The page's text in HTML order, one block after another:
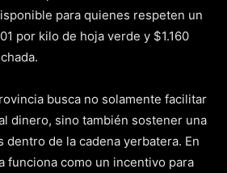
para quienes respeten un
por kilo de hoja verde y $1.160
busca no solamente facilitar
dinero, sino también sostener una
de la cadena yerbatera. En
funciona como un incentivo para